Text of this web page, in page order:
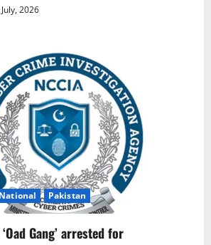
2026
National Pakistan
Gang’ arrested for